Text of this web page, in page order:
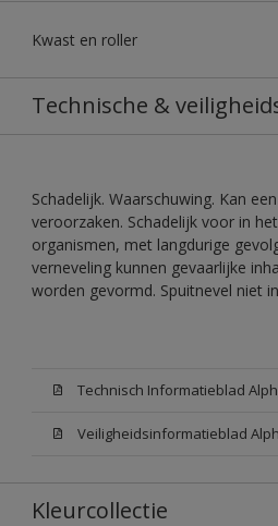
Kwast en roller
Technische &
Schadelijk. Waarschuwing. Kan
veroorzaken. Schadelijk voor in
organismen, met langdurige
verneveling kunnen gevaarlijke
worden gevormd. Spuitnevel niet
Technisch Informatieblad
Veiligheidsinformatieblad
Kleurcollectie